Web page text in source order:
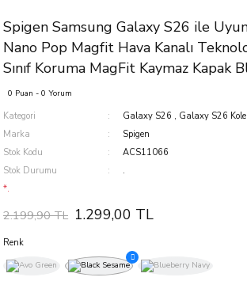
Spigen Samsung Galaxy S26 ile
Nano Pop Magfit Hava Kanalı
Sınıf Koruma MagFit Kaymaz Kapak
0 Puan - 0 Yorum
Kategori Galaxy S26 , Galaxy S26
Marka
Spigen
Stok Kodu
ACS11066
Stok Durumu
.
*.
2.199,90 TL 1.299,00 TL
Renk